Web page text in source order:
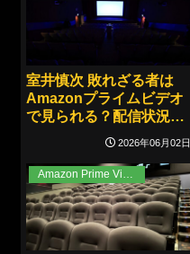
室井慎次 敗れざる者は
Amazonプライムビデオ
で見られる？配信状況と
視聴前に押さえたいポイ
2026年06月02日
Amazon Prime Video